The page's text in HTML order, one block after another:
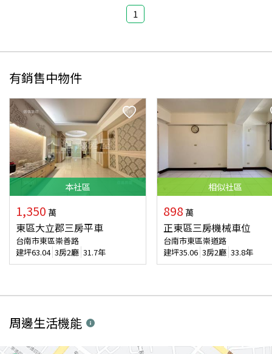
1
有銷售中物件
本社區
1,350 萬
東區大立郡三房平車
台南市東區崇善路
建坪63.04 3房2廳 31.7年
相似社區
898 萬
正東區三房機械車位
台南市東區崇道路
建坪35.06 3房2廳 33.8年
周邊生活機能